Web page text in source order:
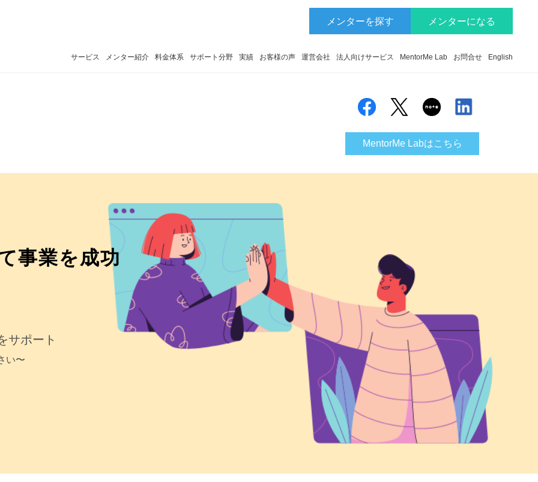
メンターを探す メンターになる
サービス メンター紹介 料金体系 サポート分野 実績 お客様の声 運営会社 法人向けサービス MentorMe Lab お問合せ English
MentorMe Labはこちら
事業を成功
サポート
い〜